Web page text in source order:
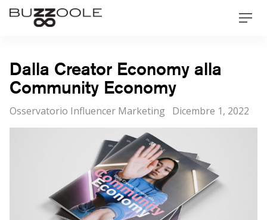
Skip
Buzzoole
Dalla Creator Economy alla
Community Economy
Categorie
Osservatorio Influencer Marketing
Posted
on
Dicembre 1, 2022